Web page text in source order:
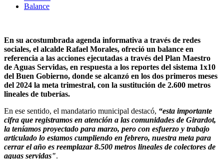
Balance
En su acostumbrada agenda informativa a través de redes
sociales, el alcalde Rafael Morales, ofreció un balance en
referencia a las acciones ejecutadas a través del Plan Maestro
de Aguas Servidas, en respuesta a los reportes del sistema 1x10
del Buen Gobierno, donde se alcanzó en los dos primeros meses
del 2024 la meta trimestral, con la sustitución de 2.600 metros
lineales de tuberías.
En ese sentido, el mandatario municipal destacó, “esta importante
cifra que registramos en atención a las comunidades de Girardot,
la teníamos proyectado para marzo, pero con esfuerzo y trabajo
articulado lo estamos cumpliendo en febrero, nuestra meta para
cerrar el año es reemplazar 8.500 metros lineales de colectores de
aguas servidas".